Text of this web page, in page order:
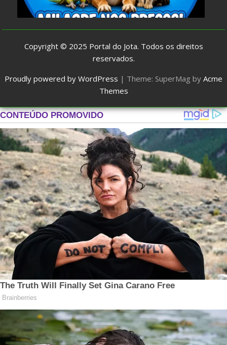
Copyright © 2025 Portal do Jota. Todos os direitos
reservados.
Proudly powered by WordPress | Theme: SuperMag by Acme
Themes